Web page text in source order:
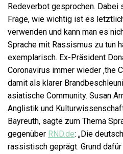
Redeverbot gesprochen.
Frage, wie wichtig ist es
verwenden und kann man es
Sprache mit Rassismus zu tun
exemplarisch. Ex-Präsident
Coronavirus immer wieder ‚the
damit als klarer
asiatische Community. Susan
Anglistik und
Bayreuth, sagte zum Thema
gegenüber RND.de: „Die
rassistisch geprägt. Grund